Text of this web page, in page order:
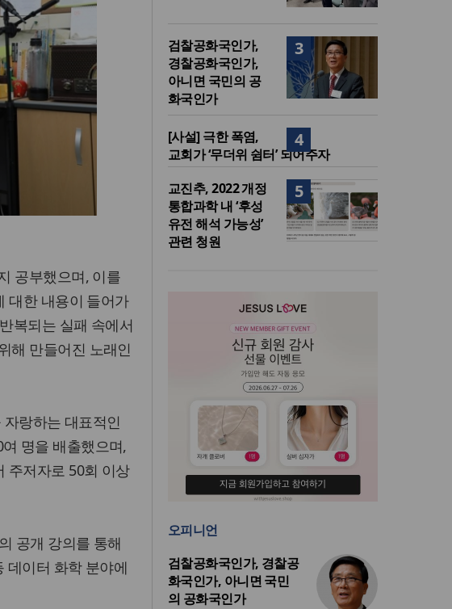
공부했으며, 이를
대한 내용이 들어가
복되는 실패 속에서
해 만들어진 노래인
랑하는 대표적인
명을 배출했으며,
주저자로 50회 이상
공개 강의를 통해
데이터 화학 분야에
3
검찰공화국인가,
경찰공화국인가,
아니면 국민의 공
화국인가
4
[사설] 극한 폭염,
교회가 ‘무더위 쉼터’ 되어주자
5
교진추, 2022 개정
통합과학 내 ‘후성
유전 해석 가능성’
관련 청원
오피니언
검찰공화국인가, 경찰공
화국인가, 아니면 국민
의 공화국인가